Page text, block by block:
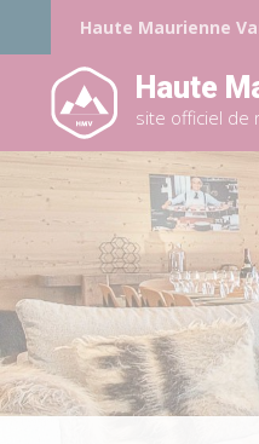
Haute Maurienne
Haute
site officiel de